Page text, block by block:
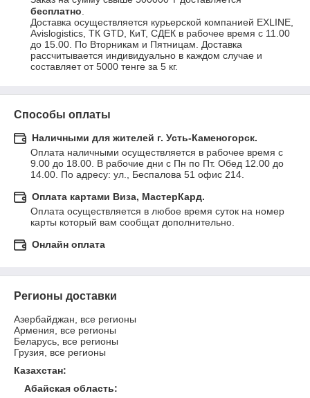
бесплатно
Доставка осуществляется курьерской компанией EXLINE,
Avislogistics, ТК GTD, КиТ, СДЕК в рабочее время с 11.00
до 15.00. По Вторникам и Пятницам. Доставка
рассчитывается индивидуально в каждом случае и
составляет от 5000 тенге за 5 кг.
Способы оплаты
Наличными для жителей г. Усть-Каменогорск.
Оплата наличными осуществляется в рабочее время с
9.00 до 18.00. В рабочие дни с Пн по Пт. Обед 12.00 до
14.00. По адресу: ул., Беспалова 51 офис 214.
Оплата картами Виза, МастерКард.
Оплата осуществляется в любое время суток на номер
карты который вам сообщат дополнительно.
Онлайн оплата
Регионы доставки
Азербайджан, все регионы
Армения, все регионы
Беларусь, все регионы
Грузия, все регионы
Казахстан:
Абайская область: